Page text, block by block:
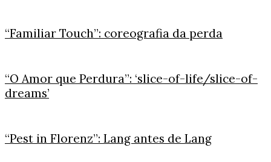
“Familiar Touch”: coreografia da perda
“O Amor que Perdura”: ‘slice-of-life/slice-of-
dreams’
“Pest in Florenz”: Lang antes de Lang